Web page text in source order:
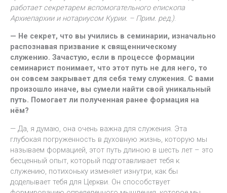
работает секретарем вспомогательного епископа
Архиепархии и нотариусом Курии. – Прим. ред.).
— Не секрет, что вы учились в семинарии, изначально
распознавая призвание к священническому
служению. Зачастую, если в процессе формации
семинарист понимает, что этот путь не для него, то
он совсем закрывает для себя тему служения. С вами
произошло иначе, вы сумели найти свой уникальный
путь. Помогает ли полученная ранее формация на
нём?
— Да, я думаю, она очень важна для служения. Эта
глубокая погруженность в духовную жизнь, которую мы
называем формацией, этот путь длиною в шесть лет – это
бесценный опыт, который подготавливает тебя к
служению, потихоньку изменяет изнутри, как бы
доделывает тебя для Церкви. Он способствует